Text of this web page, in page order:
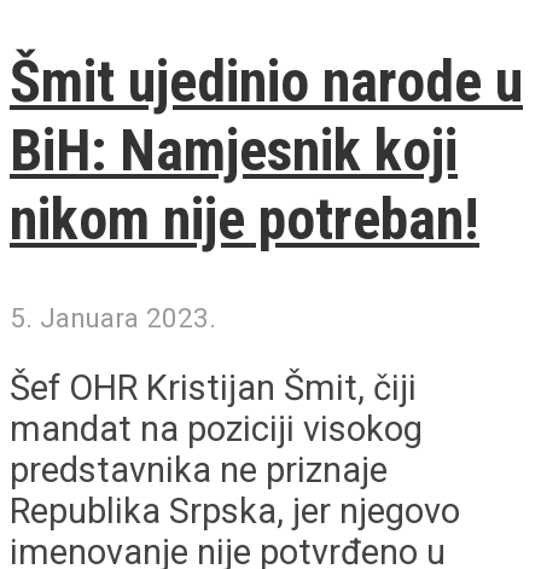
Šmit ujedinio narode u
BiH: Namjesnik koji
nikom nije potreban!
5. Januara 2023.
Šef OHR Kristijan Šmit, čiji
mandat na poziciji visokog
predstavnika ne priznaje
Republika Srpska, jer njegovo
imenovanje nije potvrđeno u